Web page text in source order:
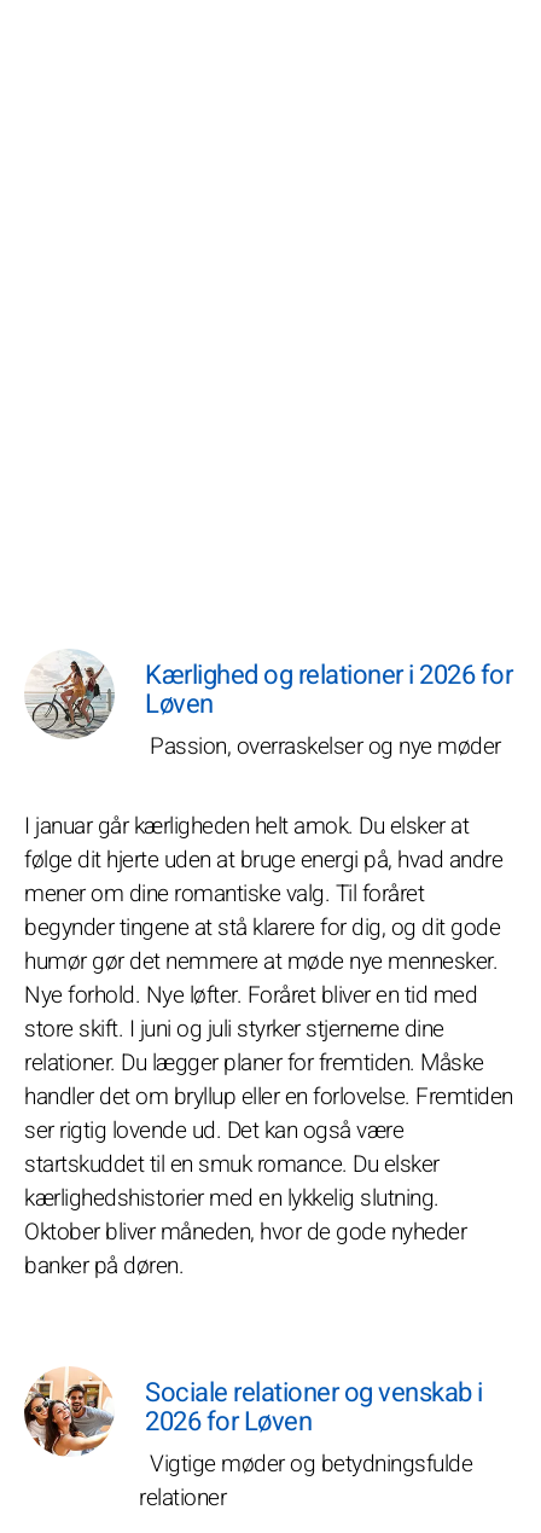
Kærlighed og relationer i 2026 for
Løven
Passion, overraskelser og nye møder
I januar går kærligheden helt amok. Du elsker at
følge dit hjerte uden at bruge energi på, hvad andre
mener om dine romantiske valg. Til foråret
begynder tingene at stå klarere for dig, og dit gode
humør gør det nemmere at møde nye mennesker.
Nye forhold. Nye løfter. Foråret bliver en tid med
store skift. I juni og juli styrker stjernerne dine
relationer. Du lægger planer for fremtiden. Måske
handler det om bryllup eller en forlovelse. Fremtiden
ser rigtig lovende ud. Det kan også være
startskuddet til en smuk romance. Du elsker
kærlighedshistorier med en lykkelig slutning.
Oktober bliver måneden, hvor de gode nyheder
banker på døren.
Sociale relationer og venskab i
2026 for Løven
Vigtige møder og betydningsfulde
relationer